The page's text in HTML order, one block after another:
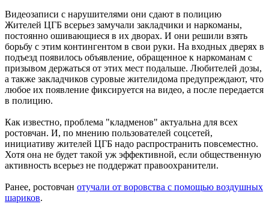
Видеозаписи с нарушителями они сдают в полицию
Жителей ЦГБ всерьез замучали закладчики и наркоманы,
постоянно ошивающиеся в их дворах. И они решили взять
борьбу с этим контингентом в свои руки. На входных дверях в
подъезд появилось объявление, обращенное к наркоманам с
призывом держаться от этих мест подальше. Любителей дозы,
а также закладчиков суровые жителидома предупреждают, что
любое их появление фиксируется на видео, а после передается
в полицию.
Как известно, проблема "кладменов" актуальна для всех
ростовчан. И, по мнению пользователей соцсетей,
инициативу жителей ЦГБ надо распространить повсеместно.
Хотя она не будет такой уж эффективной, если общественную
активность всерьез не поддержат правоохранители.
Ранее, ростовчан отучали от воровства с помощью воздушных
шариков.